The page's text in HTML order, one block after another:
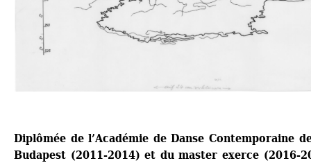
Diplômée de l’Académie de Danse Contemporaine
Budapest (2011-2014) et du master exerce (2016-